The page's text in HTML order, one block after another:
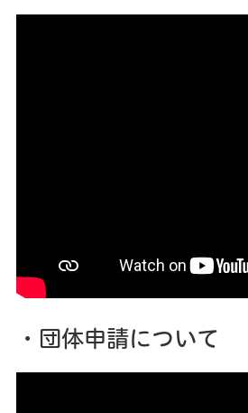
・団体申請について